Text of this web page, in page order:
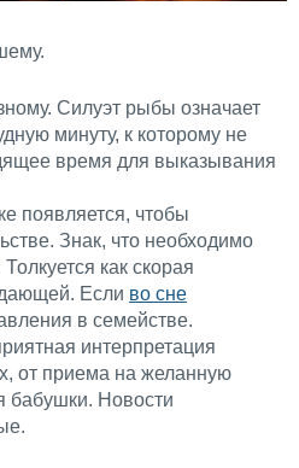
Силуэт рыбы означает
минуту, к которому не
время для выказывания
появляется, чтобы
Знак, что необходимо
как скорая
Если во сне
в семействе.
интерпретация
от приема на желанную
бабушки. Новости